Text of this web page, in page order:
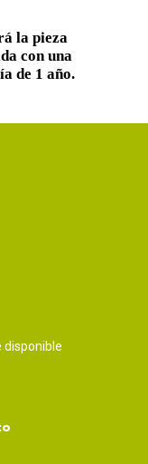
disponible